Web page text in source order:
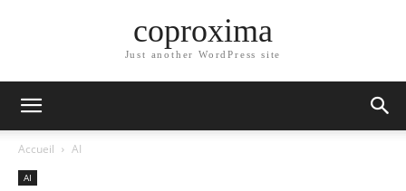
coproxima
Just another WordPress site
Accueil AI
AI